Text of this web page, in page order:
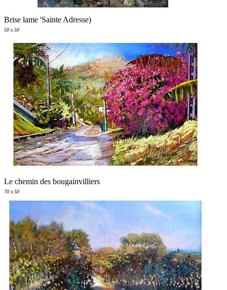
Brise lame 'Sainte Adresse)
50 x 50
Le chemin des bougainvilliers
70 x 50